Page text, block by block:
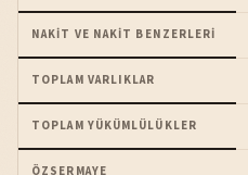
NAKIT VE NAKIT BENZERLERI
TOPLAM VARLIKLAR
TOPLAM YÜKÜMLÜLÜKLER
ÖZSERMAYE